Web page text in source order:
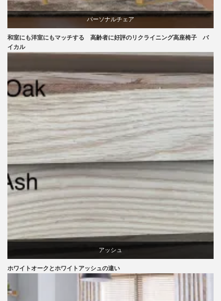
パーソナルチェア
リクライニングチェア
椅子
和室にも洋室にもマッチする 高齢者に好評のリクライニング高座椅子 バ
イカル
アッシュ
オーク
ホワイトオークとホワイトアッシュの違い